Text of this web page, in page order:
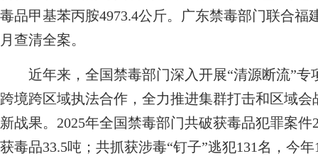
毒品甲基苯丙胺4973.4公斤。广东禁毒部门联合
月查清全案。
近年来，全国禁毒部门深入开展“清源断流”专
跨境跨区域执法合作，全力推进集群打击和区域
新战果。2025年全国禁毒部门共破获毒品犯罪案
获毒品33.5吨；共抓获涉毒“钉子”逃犯131名，今